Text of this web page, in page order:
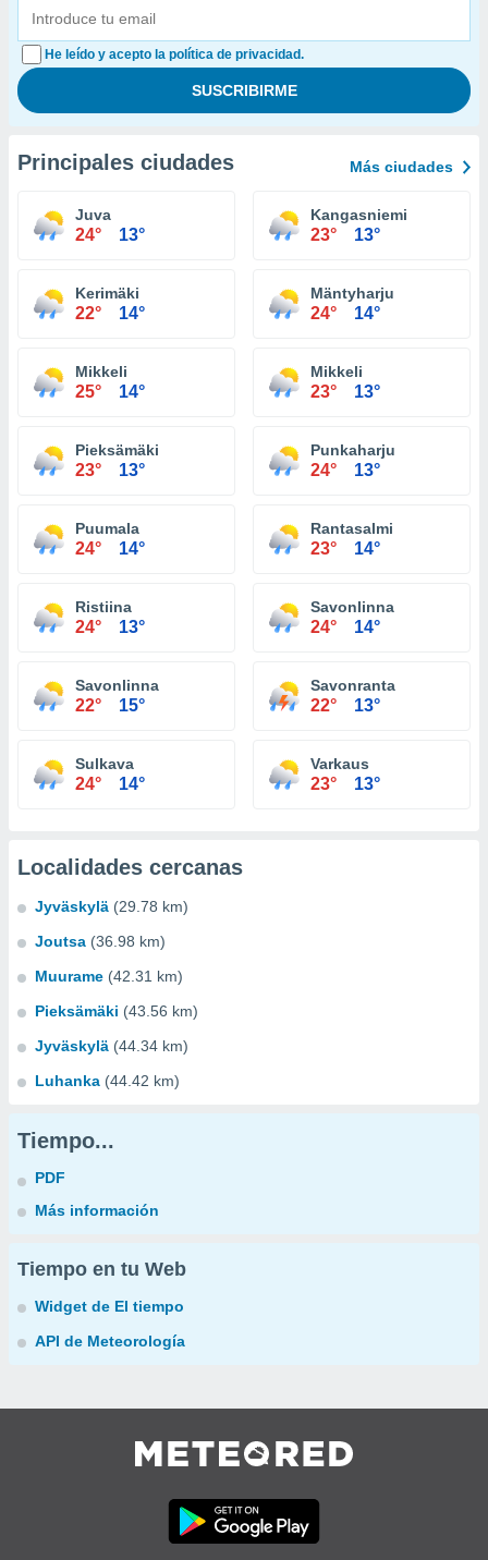
He leído y acepto la política de privacidad.
Principales ciudades Más ciudades
Juva
24° 13°
Kangasniemi
23° 13°
Kerimäki
22° 14°
Mäntyharju
24° 14°
Mikkeli
25° 14°
Mikkeli
23° 13°
Pieksämäki
23° 13°
Punkaharju
24° 13°
Puumala
24° 14°
Rantasalmi
23° 14°
Ristiina
24° 13°
Savonlinna
24° 14°
Savonlinna
22° 15°
Savonranta
22° 13°
Sulkava
24° 14°
Varkaus
23° 13°
Localidades cercanas
Jyväskylä (29.78 km)
Joutsa (36.98 km)
Muurame (42.31 km)
Pieksämäki (43.56 km)
Jyväskylä (44.34 km)
Luhanka (44.42 km)
Tiempo...
PDF
Más información
Tiempo en tu Web
Widget de El tiempo
API de Meteorología